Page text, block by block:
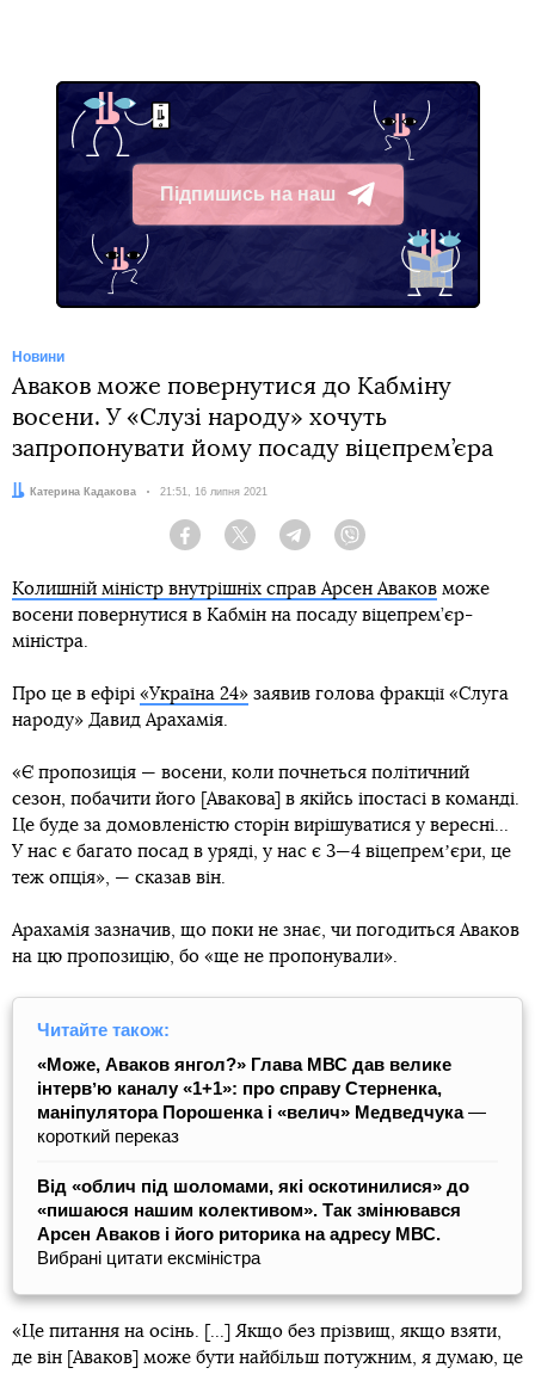
Підпишись на наш
Telegram
Новини
Аваков може повернутися до Кабміну
восени. У «Слузі народу» хочуть
запропонувати йому посаду віцепрем’єра
Автор:Катерина Кадакова Дата:
21:51, 16 липня 2021
Facebook Twitter Telegram
Колишній міністр внутрішніх справ Арсен Аваков може
восени повернутися в Кабмін на посаду віцепрем’єр-
міністра.
Про це в ефірі «Україна 24» заявив голова фракції «Слуга
народу» Давид Арахамія.
«Є пропозиція — восени, коли почнеться політичний
сезон, побачити його [Авакова] в якійсь іпостасі в команді.
Це буде за домовленістю сторін вирішуватися у вересні...
У нас є багато посад в уряді, у нас є 3—4 віцепремʼєри, це
теж опція», — сказав він.
Арахамія зазначив, що поки не знає, чи погодиться Аваков
на цю пропозицію, бо «ще не пропонували».
Читайте також:
«Може, Аваков янгол?» Глава МВС дав велике
інтервʼю каналу «1+1»: про справу Стерненка,
маніпулятора Порошенка і «велич» Медведчука—
короткий переказ
Від «облич під шоломами, які оскотинилися» до
«пишаюся нашим колективом». Так змінювався
Арсен Аваков і його риторика на адресу МВС.
Вибрані цитати ексміністра
«Це питання на осінь. [...] Якщо без прізвищ, якщо взяти,
де він [Аваков] може бути найбільш потужним, я думаю, це